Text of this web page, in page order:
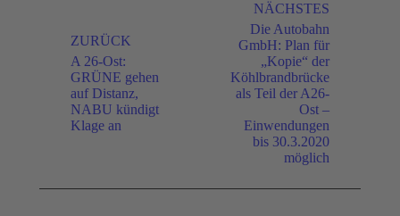
ZURÜCK
Vorheriger
Beitrag:
A 26-Ost:
GRÜNE gehen
auf Distanz,
NABU kündigt
Klage an
NÄCHSTES
Nächster
Die Autobahn
GmbH: Plan für
„Kopie“ der
Köhlbrandbrücke
als Teil der A26-
Ost –
Einwendungen
bis 30.3.2020
möglich